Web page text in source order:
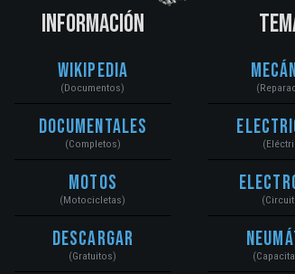
INFORMACIÓN
Wikipedia
(Documentos)
Documentales
(Completos)
Motos
(Motocicletas)
Descargar
(Gratuitos)